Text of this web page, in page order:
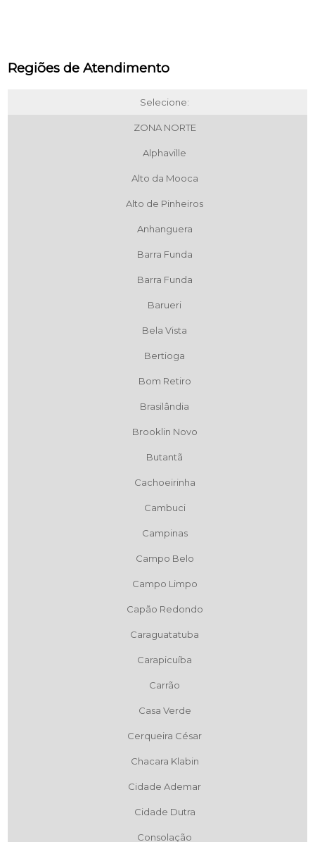
Regiões de Atendimento
Selecione:
ZONA NORTE
Alphaville
Alto da Mooca
Alto de Pinheiros
Anhanguera
Barra Funda
Barra Funda
Barueri
Bela Vista
Bertioga
Bom Retiro
Brasilândia
Brooklin Novo
Butantã
Cachoeirinha
Cambuci
Campinas
Campo Belo
Campo Limpo
Capão Redondo
Caraguatatuba
Carapicuíba
Carrão
Casa Verde
Cerqueira César
Chacara Klabin
Cidade Ademar
Cidade Dutra
Consolação